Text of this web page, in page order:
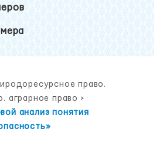
право.
аграрное право >
анализ понятия